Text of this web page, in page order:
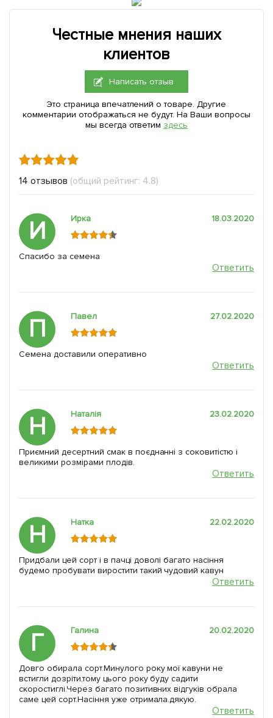
Честные мнения наших
клиентов
Написать отзыв
Это страница впечатлений о товаре. Другие
комментарии отображаться не будут. На Ваши вопросы
мы всегда ответим здесь
14 отзывов (общий рейтинг: 4.8)
И Ирка 18.03.2020
Спасибо за семена
Ответить
П Павел 27.02.2020
Семена доставили оперативно
Ответить
Н Наталія 23.02.2020
Приємний десертний смак в поєднанні з соковитістю і
великими розмірами плодів.
Ответить
Н Натка 22.02.2020
Придбали цей сорт і в пачці доволі багато насіння
будемо пробувати виростити такий чудовий кавун
Ответить
Г Галина 20.02.2020
Довго обирала сорт.Минулого року мої кавуни не
встигли дозріти,тому цього року буду садити
скоростиглі.Через багато позитивних відгуків обрала
саме цей сорт.Насіння уже отримала.дякую.
Ответить